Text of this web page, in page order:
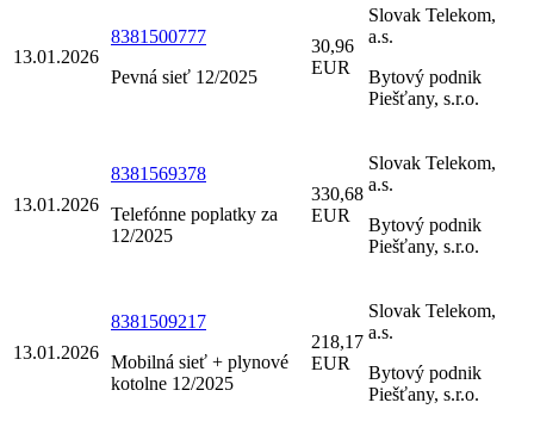
13.01.2026
8381500777
Pevná sieť 12/2025
30,96
EUR
Slovak Telekom,
a.s.
Bytový podnik
Piešťany, s.r.o.
13.01.2026
8381569378
Telefónne poplatky za
12/2025
330,68
EUR
Slovak Telekom,
a.s.
Bytový podnik
Piešťany, s.r.o.
13.01.2026
8381509217
Mobilná sieť + plynové
kotolne 12/2025
218,17
EUR
Slovak Telekom,
a.s.
Bytový podnik
Piešťany, s.r.o.